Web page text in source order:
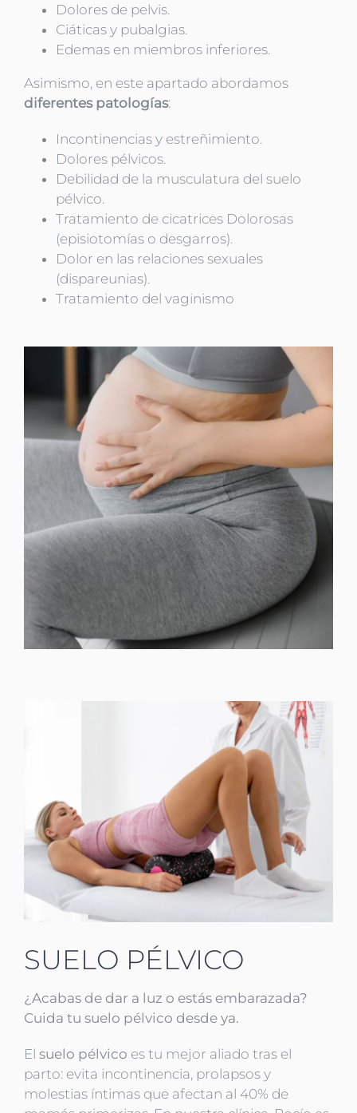
Dolores de pelvis.
Ciáticas y pubalgias.
Edemas en miembros inferiores.
Asimismo, en este apartado abordamos
diferentes patologías:
Incontinencias y estreñimiento.
Dolores pélvicos.
Debilidad de la musculatura del suelo
pélvico.
Tratamiento de cicatrices Dolorosas
(episiotomías o desgarros).
Dolor en las relaciones sexuales
(dispareunias).
Tratamiento del vaginismo
SUELO PÉLVICO
¿Acabas de dar a luz o estás embarazada?
Cuida tu suelo pélvico desde ya.
El suelo pélvico es tu mejor aliado tras el
parto: evita incontinencia, prolapsos y
molestias íntimas que afectan al 40% de